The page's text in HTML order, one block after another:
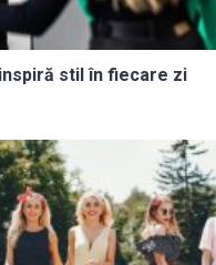
stil în fiecare zi